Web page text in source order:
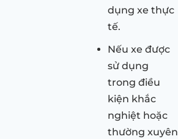
dụng xe thực
tế.
Nếu xe được
sử dụng
trong điều
kiện khắc
nghiệt hoặc
thường xuyên